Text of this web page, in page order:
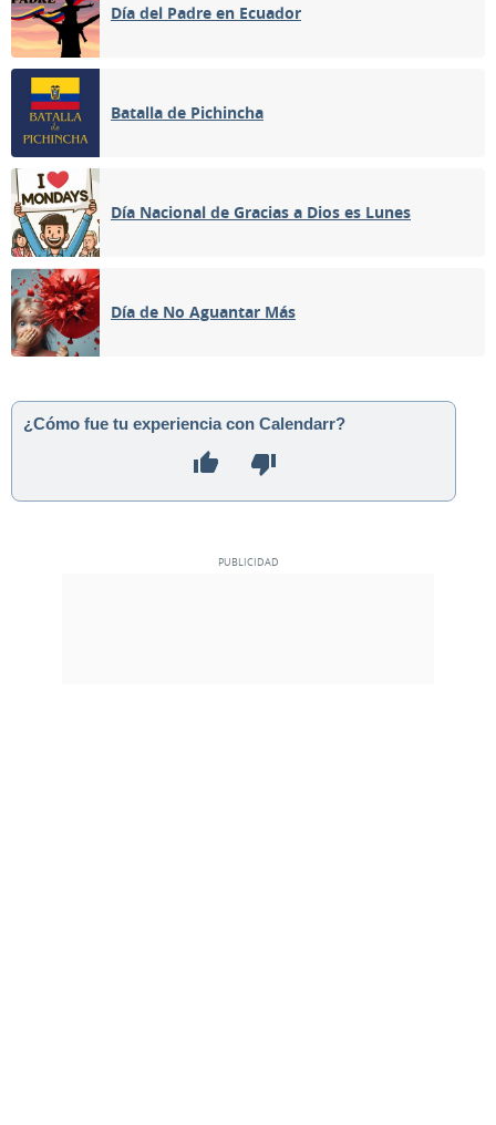
Día del Padre en Ecuador
Batalla de Pichincha
Día Nacional de Gracias a Dios es Lunes
Día de No Aguantar Más
¿Cómo fue tu experiencia con Calendarr?